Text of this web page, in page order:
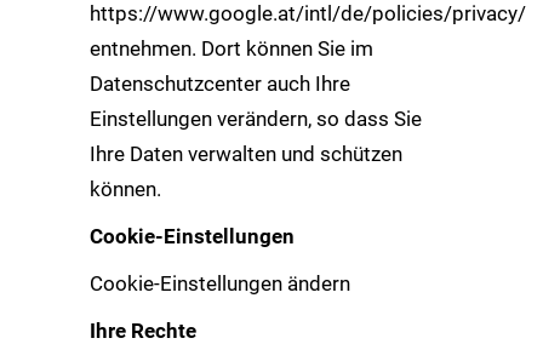
https://www.google.at/intl/de/policies/privacy/
entnehmen. Dort können Sie im
Datenschutzcenter auch Ihre
Einstellungen verändern, so dass Sie
Ihre Daten verwalten und schützen
können.
Cookie-Einstellungen
Cookie-Einstellungen ändern
Ihre Rechte